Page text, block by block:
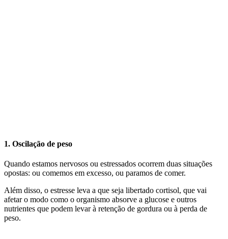
1. Oscilação de peso
Quando estamos nervosos ou estressados ocorrem duas situações
opostas: ou comemos em excesso, ou paramos de comer.
Além disso, o estresse leva a que seja libertado cortisol, que vai
afetar o modo como o organismo absorve a glucose e outros
nutrientes que podem levar à retenção de gordura ou à perda de
peso.